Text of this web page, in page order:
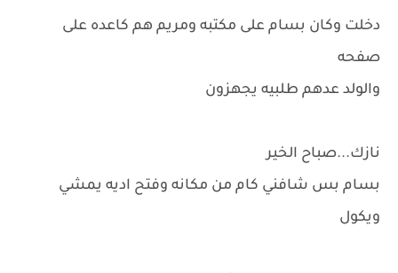
دخلت وكان بسام على مكتبه ومريم هم كاعده على
صفحه
والولد عدهم طلبيه يجهزون
نازك...صباح الخير
بسام بس شافني كام من مكانه وفتح اديه يمشي
ويكول